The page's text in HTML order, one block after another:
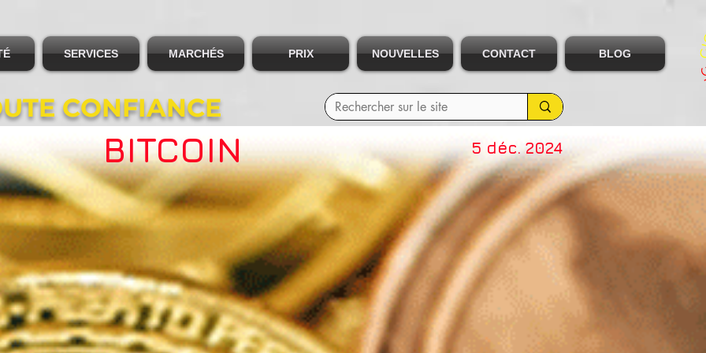
CONFIANCE
SERVICES MARCHÉS PRIX NOUVELLES CONTACT BLOG
BITCOIN 5 déc. 2024